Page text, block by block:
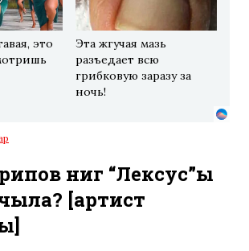
это
Эта жгучая мазь
разъедает всю
грибковую заразу за
ночь!
нигә “Лексус”ы
[артист